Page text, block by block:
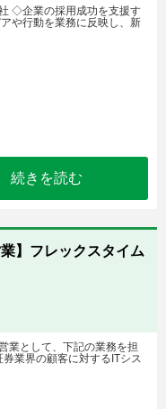
◇企業の採用成功を支援す
や行動を業務に反映し、新
続きを読む
】フレックスタイム
業として、下記の業務を担
業界の顧客に対するITシス